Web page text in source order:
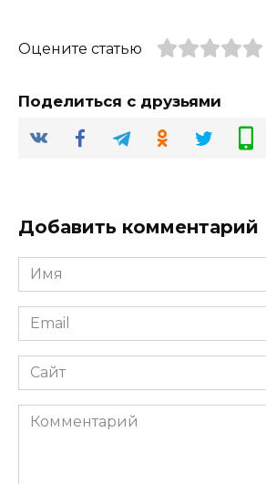
Оцените статью
Поделиться с друзьями
Добавить комментарий
Имя
*
Email
*
Сайт
Комментарий